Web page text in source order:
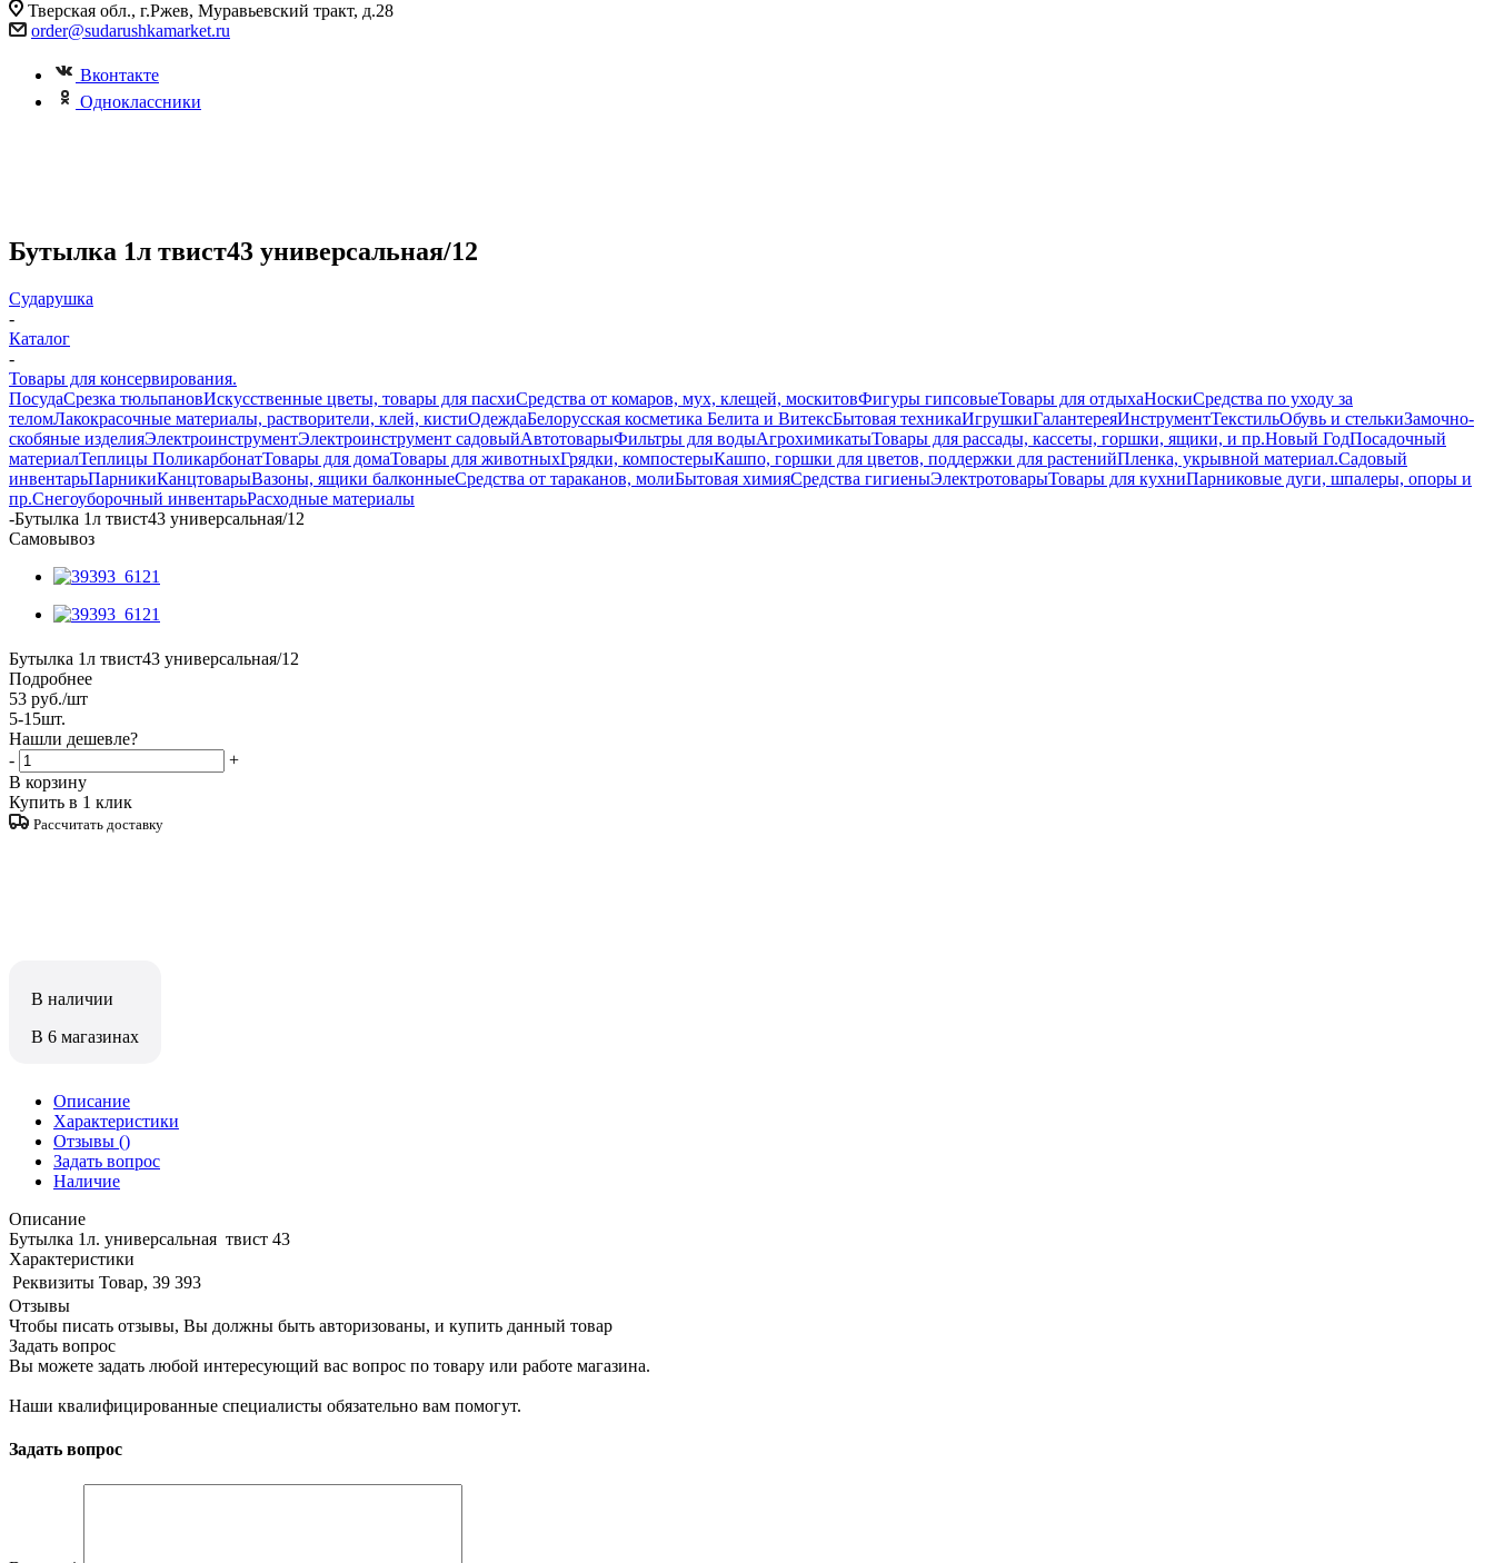
Тверская обл., г.Ржев, Муравьевский тракт, д.28
order@sudarushkamarket.ru
Вконтакте
Одноклассники
Бутылка 1л твист43 универсальная/12
Сударушка
-
Каталог
-
Товары для консервирования.
ПосудаСрезка тюльпановИскусственные цветы, товары для пасхиСредства от комаров, мух, клещей, москитовФигуры гипсовыеТовары для отдыхаНоскиСредства по уходу за
теломЛакокрасочные материалы, растворители, клей, кистиОдеждаБелорусская косметика Белита и ВитексБытовая техникаИгрушкиГалантереяИнструментТекстильОбувь и стелькиЗамочно-
скобяные изделияЭлектроинструментЭлектроинструмент садовыйАвтотоварыФильтры для водыАгрохимикатыТовары для рассады, кассеты, горшки, ящики, и пр.Новый ГодПосадочный
материалТеплицы ПоликарбонатТовары для домаТовары для животныхГрядки, компостерыКашпо, горшки для цветов, поддержки для растенийПленка, укрывной материал.Садовый
инвентарьПарникиКанцтоварыВазоны, ящики балконныеСредства от тараканов, молиБытовая химияСредства гигиеныЭлектротоварыТовары для кухниПарниковые дуги, шпалеры, опоры и
пр.Снегоуборочный инвентарьРасходные материалы
-Бутылка 1л твист43 универсальная/12
Самовывоз
Бутылка 1л твист43 универсальная/12
Подробнее
53 руб./шт
5-15шт.
Нашли дешевле?
-
+
В корзину
Купить в 1 клик
Рассчитать доставку
В наличии
В 6 магазинах
Описание
Характеристики
Отзывы ()
Задать вопрос
Наличие
Описание
Бутылка 1л. универсальная твист 43
Характеристики
Реквизиты Товар, 39 393
Отзывы
Чтобы писать отзывы, Вы должны быть авторизованы, и купить данный товар
Задать вопрос
Вы можете задать любой интересующий вас вопрос по товару или работе магазина.
Наши квалифицированные специалисты обязательно вам помогут.
Задать вопрос